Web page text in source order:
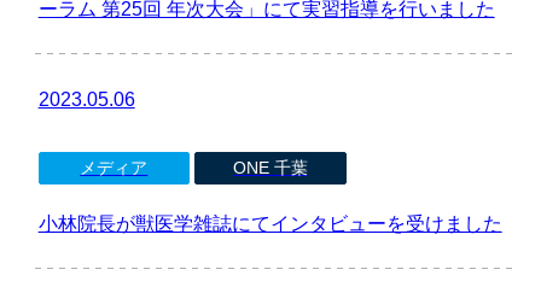
ーラム 第25回 年次大会」にて実習指導を行いました
2023.05.06
メディア ONE 千葉
小林院長が獣医学雑誌にてインタビューを受けました